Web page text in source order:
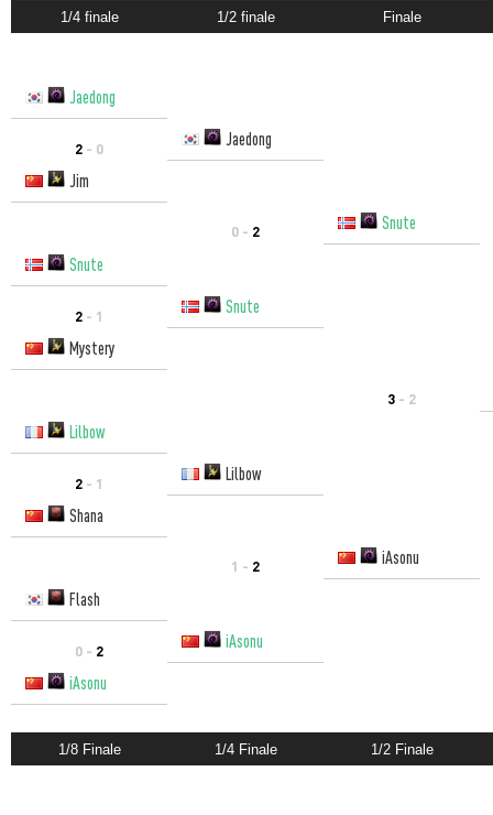
1/4 finale 1/2 finale Finale
Jaedong
2 - 0
Jaedong
Jim
0 - 2
Snute
Snute
2 - 1
Snute
Mystery
3 - 2
Lilbow
2 - 1
Lilbow
Shana
1 - 2
iAsonu
Flash
0 - 2
iAsonu
iAsonu
1/8 Finale 1/4 Finale 1/2 Finale